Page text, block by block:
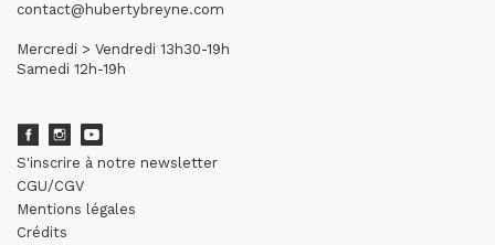
contact@hubertybreyne.com
Mercredi > Vendredi 13h30-19h
Samedi 12h-19h
S'inscrire à notre newsletter
CGU/CGV
Mentions légales
Crédits